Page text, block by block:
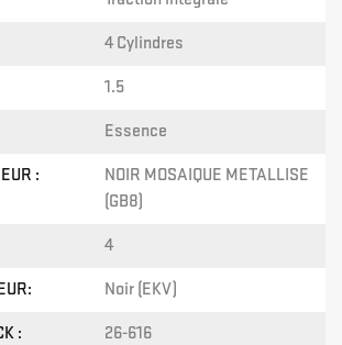
4 Cylindres
1.5
Essence
:
NOIR MOSAIQUE METALLISE
(GB8)
4
Noir (EKV)
: 26-616